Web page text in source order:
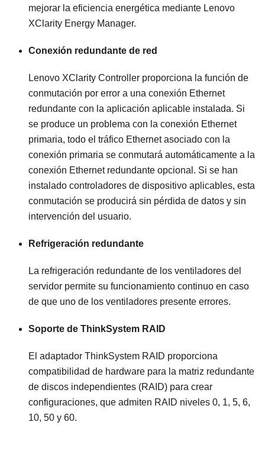
mejorar la eficiencia energética mediante Lenovo
XClarity Energy Manager.
Conexión redundante de red
Lenovo XClarity Controller proporciona la función de
conmutación por error a una conexión Ethernet
redundante con la aplicación aplicable instalada. Si
se produce un problema con la conexión Ethernet
primaria, todo el tráfico Ethernet asociado con la
conexión primaria se conmutará automáticamente a la
conexión Ethernet redundante opcional. Si se han
instalado controladores de dispositivo aplicables, esta
conmutación se producirá sin pérdida de datos y sin
intervención del usuario.
Refrigeración redundante
La refrigeración redundante de los ventiladores del
servidor permite su funcionamiento continuo en caso
de que uno de los ventiladores presente errores.
Soporte de ThinkSystem RAID
El adaptador ThinkSystem RAID proporciona
compatibilidad de hardware para la matriz redundante
de discos independientes (RAID) para crear
configuraciones, que admiten RAID niveles 0, 1, 5, 6,
10, 50 y 60.